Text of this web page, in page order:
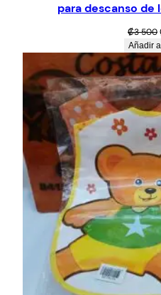
para descanso de
₡3 500
Añadir